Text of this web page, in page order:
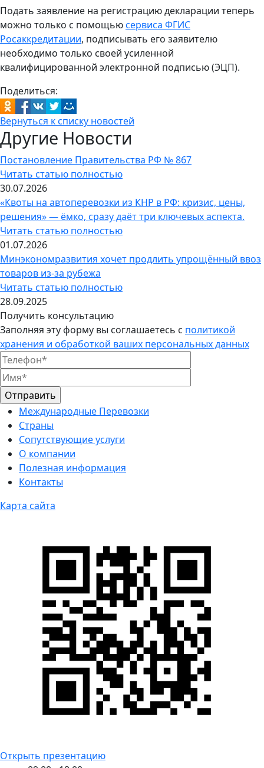
Подать заявление на регистрацию декларации теперь
можно только с помощьюсервиса ФГИС
Росаккредитации, подписывать его заявителю
необходимо только своей усиленной
квалифицированной электронной подписью (ЭЦП).
Поделиться:
Вернуться к списку новостей
Другие Новости
Постановление Правительства РФ № 867
Читать статью полностью
30.07.2026
«Квоты на автоперевозки из КНР в РФ: кризис, цены,
решения» — ёмко, сразу даёт три ключевых аспекта.
Читать статью полностью
01.07.2026
Минэкономразвития хочет продлить упрощённый ввоз
товаров из-за рубежа
Читать статью полностью
28.09.2025
Получить консультацию
Заполняя эту форму вы соглашаетесь с политикой
хранения и обработкой ваших персональных данных
Международные Перевозки
Страны
Сопутствующие услуги
О компании
Полезная информация
Контакты
Карта сайта
Открыть презентацию